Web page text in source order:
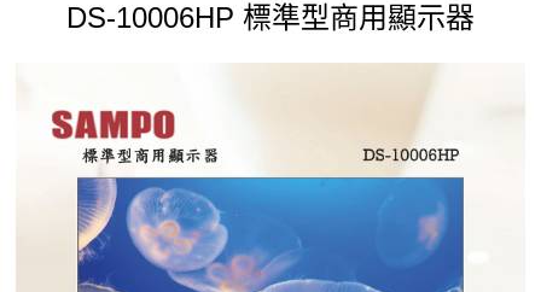
Etag長距離讀卡機系列
紅綠燈號誌系統系列
人員通關管制機系列
停車場周邊系列
DS-10006HP 標準型商用顯示器